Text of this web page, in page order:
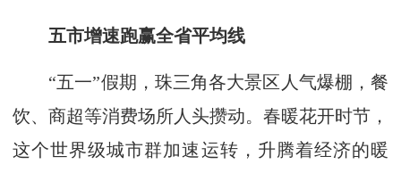
五市增速跑赢全省平均线
“五一”假期，珠三角各大景区人气爆棚，餐
饮、商超等消费场所人头攒动。春暖花开时节，
这个世界级城市群加速运转，升腾着经济的暖